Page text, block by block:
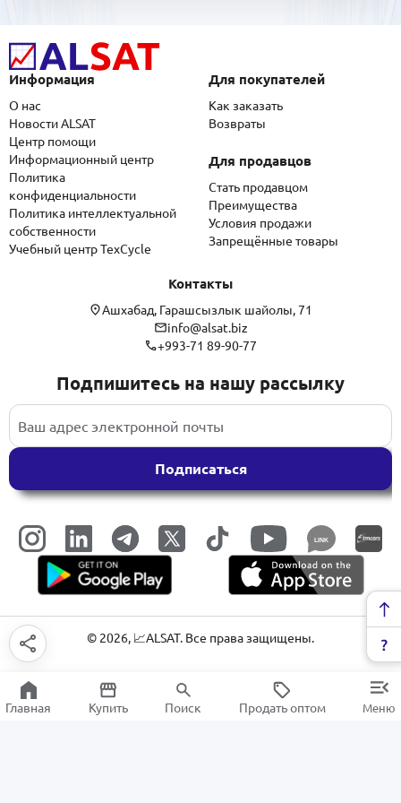
Информация
О нас
Новости ALSAT
Центр помощи
Информационный центр
Политика
конфиденциальности
Политика интеллектуальной
собственности
Учебный центр TexCycle
Для покупателей
Как заказать
Возвраты
Для продавцов
Стать продавцом
Преимущества
Условия продажи
Запрещённые товары
Контакты
Ашхабад, Гарашсызлык шайолы, 71
info@alsat.biz
+993-71 89-90-77
Подпишитесь на нашу рассылку
Подписаться
LINK
© 2026, 📈ALSAT. Все права защищены.
Главная Купить Поиск Продать оптом Меню